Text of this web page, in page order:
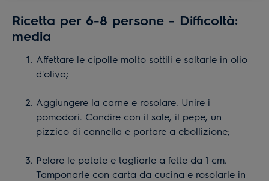
Ricetta per 6-8 persone - Difficoltà:
media
Affettare le cipolle molto sottili e saltarle in olio
d'oliva;
Aggiungere la carne e rosolare. Unire i
pomodori. Condire con il sale, il pepe, un
pizzico di cannella e portare a ebollizione;
Pelare le patate e tagliarle a fette da 1 cm.
Tamponarle con carta da cucina e rosolarle in